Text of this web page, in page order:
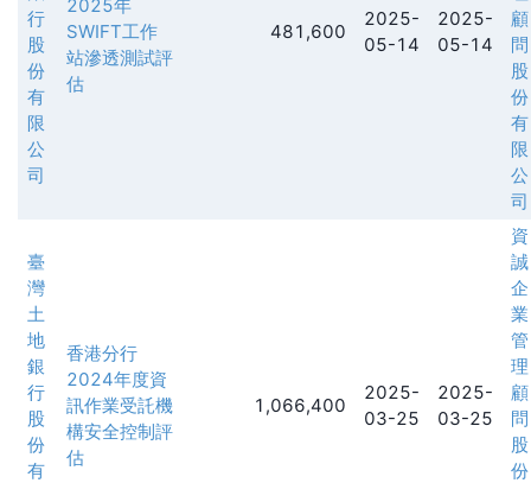
行
股
份
有
限
公
司
2025年
SWIFT工作
站滲透測試評
估
481,600
2025-
05-14
2025-
05-14
顧
問
股
份
有
限
公
司
臺
灣
土
地
銀
行
股
份
有
香港分行
2024年度資
訊作業受託機
構安全控制評
估
1,066,400
2025-
03-25
2025-
03-25
資
誠
企
業
管
理
顧
問
股
份